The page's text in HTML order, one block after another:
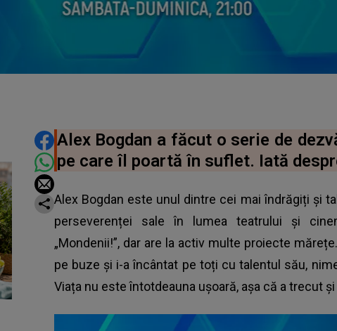
DISTRIBUIE ARTICOLUL
Alex Bogdan a făcut o serie de
pe care îl poartă în suflet. Iată
Alex Bogdan este unul dintre cei mai îndrăgiți și
perseverenței sale în lumea teatrului și
„Mondenii!”, dar are la activ multe proiecte
pe buze și i-a încântat pe toți cu talentul său,
Viața nu este întotdeauna ușoară, așa că a trecut